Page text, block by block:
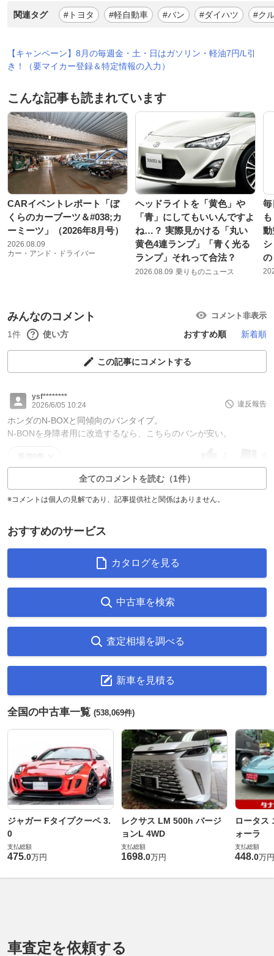
関連タグ #トヨタ #軽自動車 #バン #ダイハツ #ク
【キャンペーン】8月の毎週金・土・日はガソリン・軽油7円/L引
き！（要マイカー登録＆特定情報の入力）
こんな記事も読まれています
CARイベントレポート「ぼ
くらのカーブーツ＆#038;カ
ーミーツ」（2026年8月号）
2026.08.09
カー・アンド・ドライバー
ヘッドライトを「黄色」や
「青」にしてもいいんですよ
ね…？ 実際見かける「丸い
黄色4連ランプ」「青く光る
ランプ」それって合法？
2026.08.09 乗りものニュース
毎
動
の
みんなのコメント コメント非表示
1件 使い方 おすすめ順 新着順
この記事にコメントする
ysf********
2026/6/05 10:24
違反報告
ホンダのN-BOXと同傾向のバンタイプ。
N-BONを身障者用に改造するなら、こちらのバンが安い。
全てのコメントを読む（1件）
※コメントは個人の見解であり、記事提供社と関係はありません。
おすすめのサービス
カタログを見る
中古車を検索
査定相場を調べる
新車を見積る
全国の中古車一覧 (538,069件)
ジャガー Fタイプクーペ 3.
0
支払総額
475.0万円
レクサス LM 500h バージ
ョンL 4WD
支払総額
1698.0万円
ロータス
ォーラ
支払総額
448.0万円
車査定を依頼する